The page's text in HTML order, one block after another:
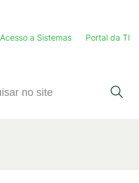
Acesso a Sistemas Portal da TI